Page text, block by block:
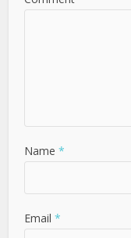
Name *
Email *